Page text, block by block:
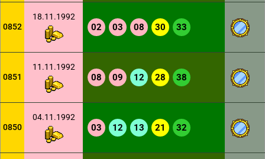
0852
18.11.1992
02 03 08 30 33
0851
11.11.1992
08 09 12 28 38
0850
04.11.1992
03 12 13 21 32